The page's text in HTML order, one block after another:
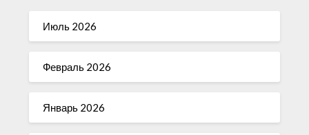
Июль 2026
Февраль 2026
Январь 2026